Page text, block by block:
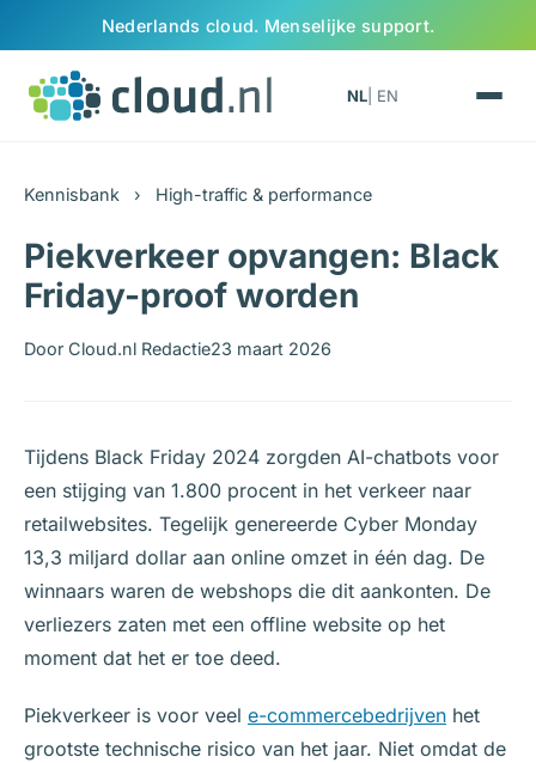
Ga naar inhoud
Nederlands cloud. Menselijke support.
NL| EN
Kennisbank › High-traffic & performance
Piekverkeer opvangen: Black
Friday-proof worden
Door Cloud.nl Redactie23 maart 2026
Tijdens Black Friday 2024 zorgden AI-chatbots voor
een stijging van 1.800 procent in het verkeer naar
retailwebsites. Tegelijk genereerde Cyber Monday
13,3 miljard dollar aan online omzet in één dag. De
winnaars waren de webshops die dit aankonten. De
verliezers zaten met een offline website op het
moment dat het er toe deed.
Piekverkeer is voor veel e-commercebedrijven het
grootste technische risico van het jaar. Niet omdat de